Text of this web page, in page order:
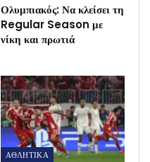
Ολυμπιακός: Να κλείσει τη
Regular Season με
νίκη και πρωτιά
ΑΘΛΗΤΙΚΑ